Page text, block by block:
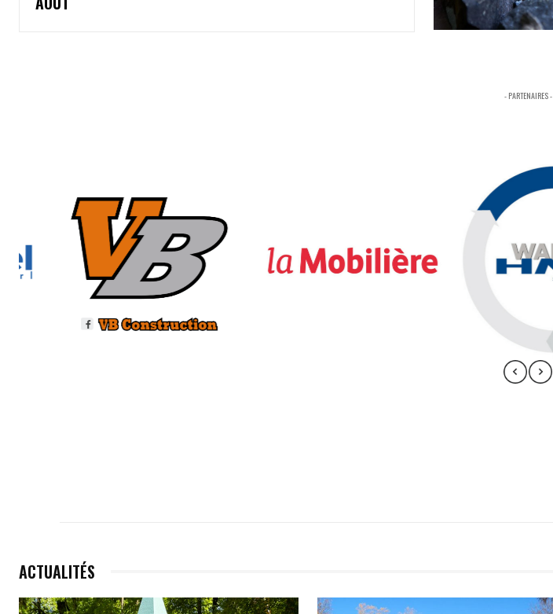
- PARTENAIRES -
ACTUALITÉS